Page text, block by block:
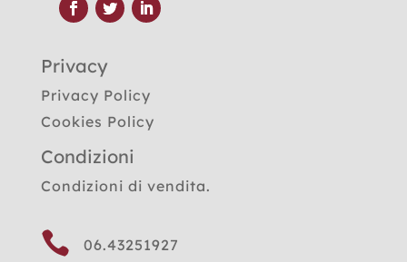
Privacy
Privacy Policy
Cookies Policy
Condizioni
Condizioni di vendita.
 06.43251927